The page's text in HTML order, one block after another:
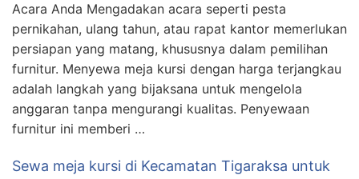
Acara Anda Mengadakan acara seperti pesta
pernikahan, ulang tahun, atau rapat kantor memerlukan
persiapan yang matang, khususnya dalam pemilihan
furnitur. Menyewa meja kursi dengan harga terjangkau
adalah langkah yang bijaksana untuk mengelola
anggaran tanpa mengurangi kualitas. Penyewaan
furnitur ini memberi …
Sewa meja kursi di Kecamatan Tigaraksa untuk